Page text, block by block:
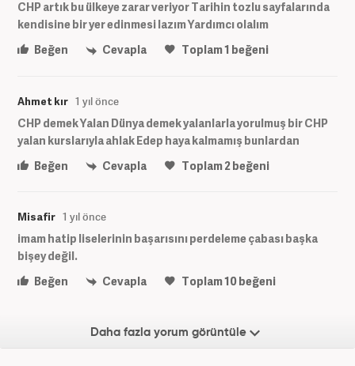
CHP artık bu ülkeye zarar veriyor Tarihin tozlu sayfalarında
kendisine bir yer edinmesi lazım Yardımcı olalım
Beğen
Cevapla Toplam1 beğeni
Ahmet kır 1 yıl önce
CHP demek Yalan Dünya demek yalanlarla yorulmuş bir CHP
yalan kurslarıyla ahlak Edep haya kalmamış bunlardan
Beğen
Cevapla Toplam2 beğeni
Misafir 1 yıl önce
imam hatip liselerinin başarısını perdeleme çabası başka
bişey değil.
Beğen
Cevapla Toplam10beğeni
Daha fazla yorum görüntüle